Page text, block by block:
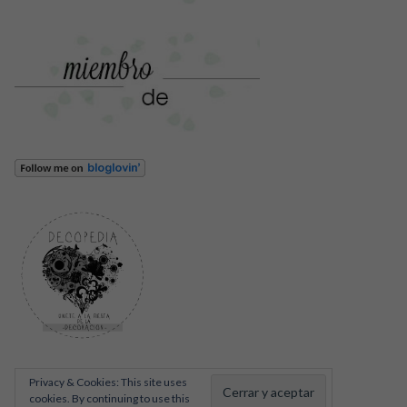
Privacy & Cookies: This site uses
cookies. By continuing to use this